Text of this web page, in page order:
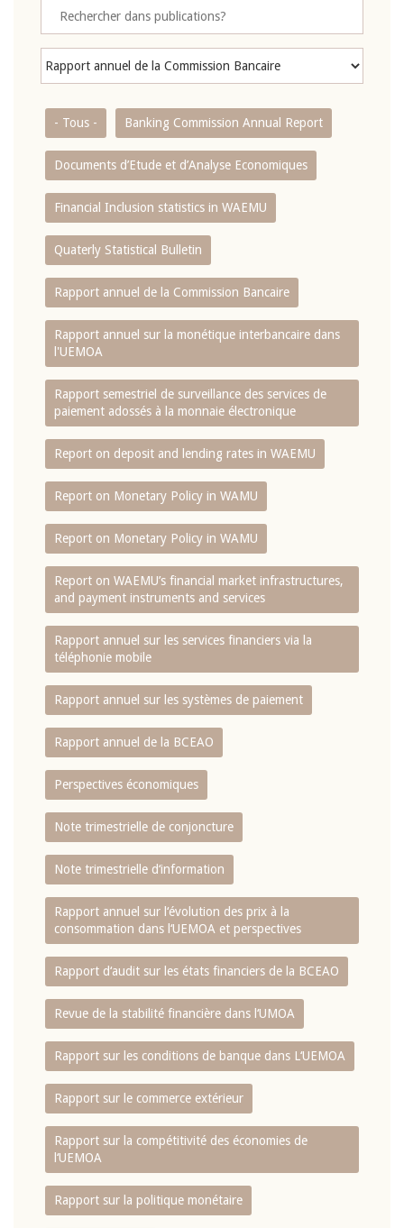
- Tous - Banking Commission Annual Report
Documents d’Etude et d’Analyse Economiques
Financial Inclusion statistics in WAEMU
Quaterly Statistical Bulletin
Rapport annuel de la Commission Bancaire
Rapport annuel sur la monétique interbancaire dans
l'UEMOA
Rapport semestriel de surveillance des services de
paiement adossés à la monnaie électronique
Report on deposit and lending rates in WAEMU
Report on Monetary Policy in WAMU
Report on Monetary Policy in WAMU
Report on WAEMU’s financial market infrastructures,
and payment instruments and services
Rapport annuel sur les services financiers via la
téléphonie mobile
Rapport annuel sur les systèmes de paiement
Rapport annuel de la BCEAO
Perspectives économiques
Note trimestrielle de conjoncture
Note trimestrielle d‘information
Rapport annuel sur l‘évolution des prix à la
consommation dans l‘UEMOA et perspectives
Rapport d‘audit sur les états financiers de la BCEAO
Revue de la stabilité financière dans l‘UMOA
Rapport sur les conditions de banque dans L‘UEMOA
Rapport sur le commerce extérieur
Rapport sur la compétitivité des économies de
l‘UEMOA
Rapport sur la politique monétaire